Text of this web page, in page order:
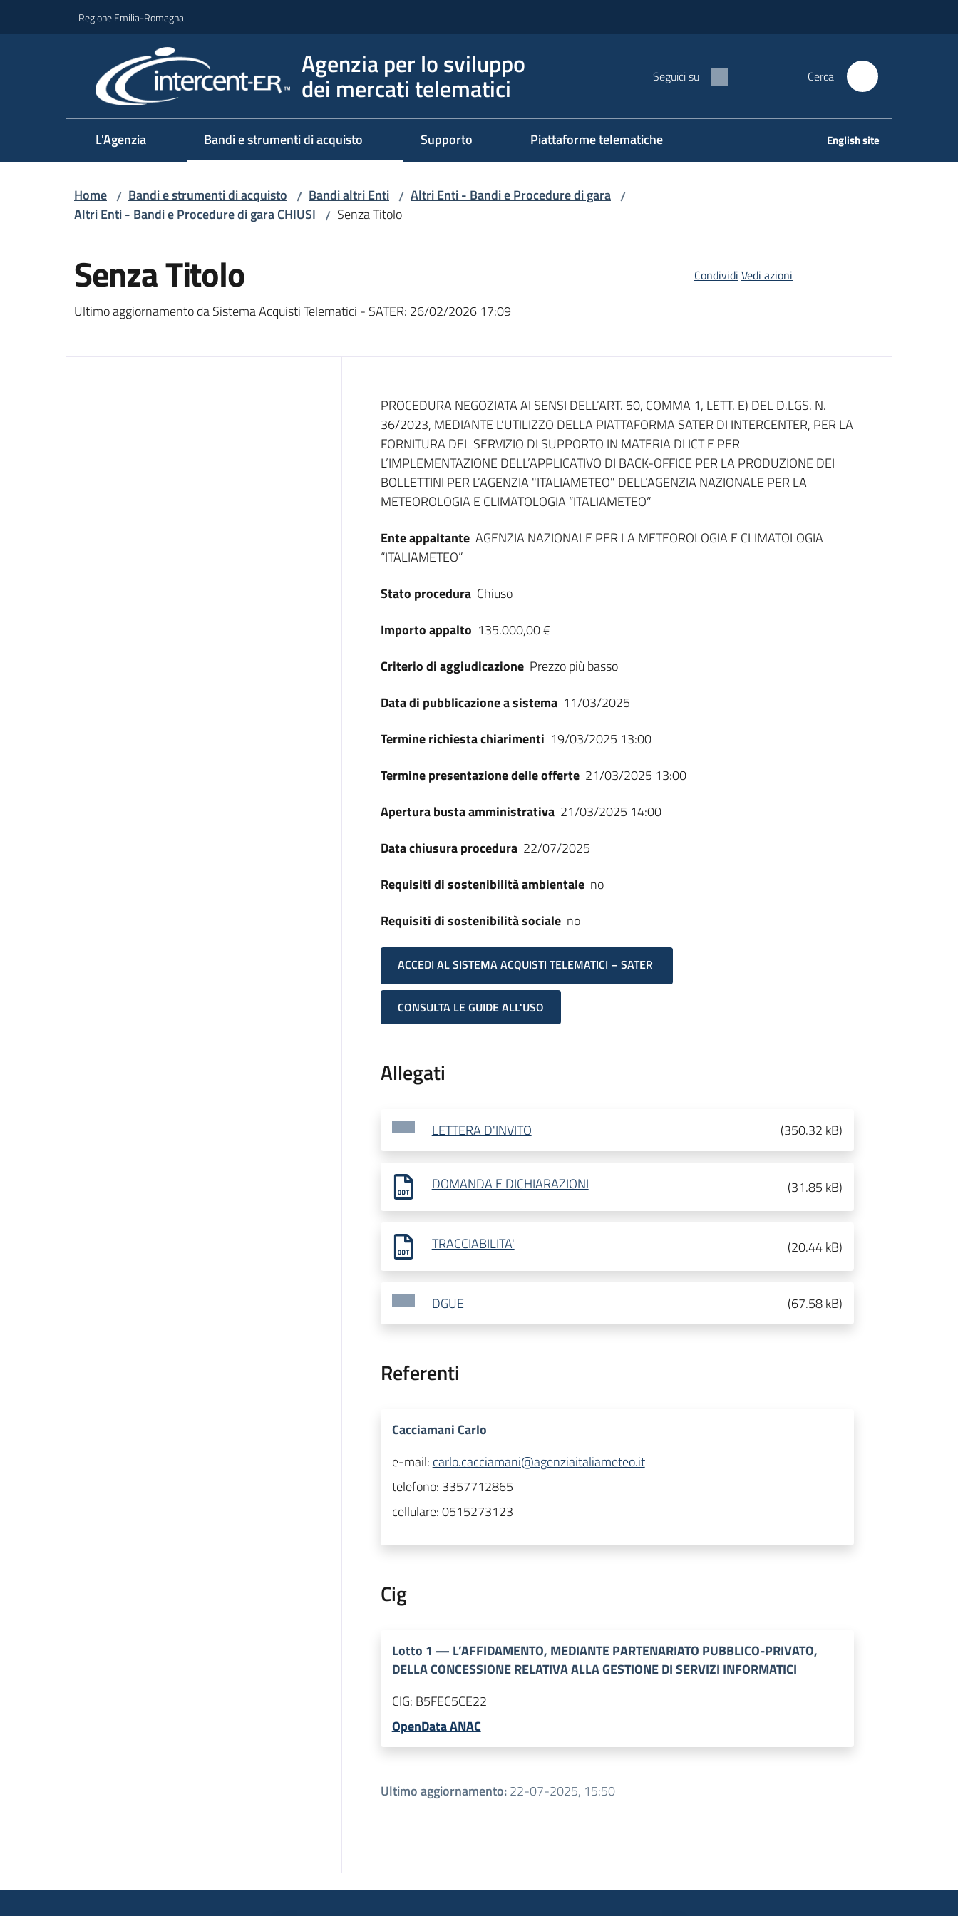
Regione Emilia-Romagna
Agenzia per lo sviluppo
dei mercati telematici Seguici su Cerca
L'Agenzia Bandi e strumenti di acquisto Supporto Piattaforme telematiche English site
Home / Bandi e strumenti di acquisto / Bandi altri Enti / Altri Enti - Bandi e Procedure di gara /
Altri Enti - Bandi e Procedure di gara CHIUSI / Senza Titolo
Senza Titolo
Ultimo aggiornamento da Sistema Acquisti Telematici - SATER: 26/02/2026 17:09
Condividi Vedi azioni
Dati del bando
PROCEDURA NEGOZIATA AI SENSI DELL’ART. 50, COMMA 1, LETT. E) DEL D.LGS. N.
36/2023, MEDIANTE L’UTILIZZO DELLA PIATTAFORMA SATER DI INTERCENTER, PER LA
FORNITURA DEL SERVIZIO DI SUPPORTO IN MATERIA DI ICT E PER
L’IMPLEMENTAZIONE DELL’APPLICATIVO DI BACK-OFFICE PER LA PRODUZIONE DEI
BOLLETTINI PER L’AGENZIA "ITALIAMETEO" DELL’AGENZIA NAZIONALE PER LA
METEOROLOGIA E CLIMATOLOGIA “ITALIAMETEO”
Ente appaltante AGENZIA NAZIONALE PER LA METEOROLOGIA E CLIMATOLOGIA
“ITALIAMETEO”
Stato procedura Chiuso
Importo appalto 135.000,00 €
Criterio di aggiudicazione Prezzo più basso
Data di pubblicazione a sistema 11/03/2025
Termine richiesta chiarimenti 19/03/2025 13:00
Termine presentazione delle offerte 21/03/2025 13:00
Apertura busta amministrativa 21/03/2025 14:00
Data chiusura procedura 22/07/2025
Requisiti di sostenibilità ambientale no
Requisiti di sostenibilità sociale no
ACCEDI AL SISTEMA ACQUISTI TELEMATICI – SATER
CONSULTA LE GUIDE ALL'USO
Allegati
LETTERA D'INVITO (350.32 kB)
DOMANDA E DICHIARAZIONI (31.85 kB)
TRACCIABILITA' (20.44 kB)
DGUE (67.58 kB)
Referenti
Cacciamani Carlo
e-mail: carlo.cacciamani@agenziaitaliameteo.it
telefono: 3357712865
cellulare:0515273123
Cig
Lotto 1 — L’AFFIDAMENTO, MEDIANTE PARTENARIATO PUBBLICO-PRIVATO,
DELLA CONCESSIONE RELATIVA ALLA GESTIONE DI SERVIZI INFORMATICI
CIG: B5FEC5CE22
OpenData ANAC
Ultimo aggiornamento:22-07-2025, 15:50